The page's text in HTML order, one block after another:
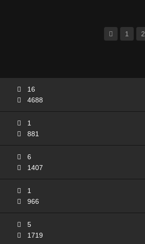
1 2
16
4688
1
881
6
1407
1
966
5
1719